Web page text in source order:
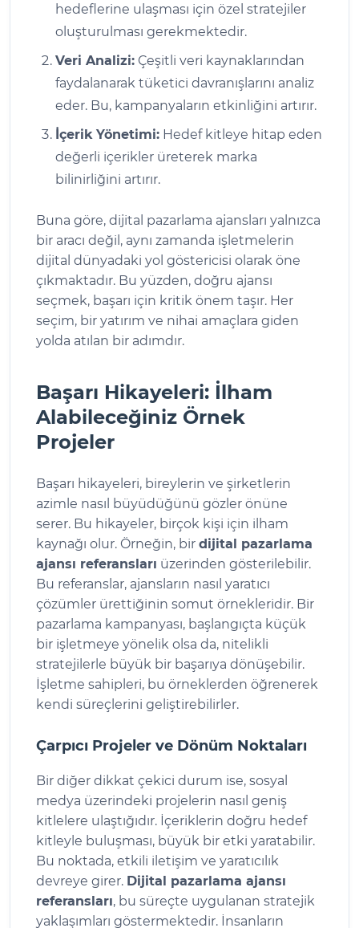
hedeflerine ulaşması için özel stratejiler
oluşturulması gerekmektedir.
Veri Analizi: Çeşitli veri kaynaklarından
faydalanarak tüketici davranışlarını analiz
eder. Bu, kampanyaların etkinliğini artırır.
İçerik Yönetimi: Hedef kitleye hitap eden
değerli içerikler üreterek marka
bilinirliğini artırır.
Buna göre, dijital pazarlama ajansları yalnızca
bir aracı değil, aynı zamanda işletmelerin
dijital dünyadaki yol göstericisi olarak öne
çıkmaktadır. Bu yüzden, doğru ajansı
seçmek, başarı için kritik önem taşır. Her
seçim, bir yatırım ve nihai amaçlara giden
yolda atılan bir adımdır.
Başarı Hikayeleri: İlham
Alabileceğiniz Örnek
Projeler
Başarı hikayeleri, bireylerin ve şirketlerin
azimle nasıl büyüdüğünü gözler önüne
serer. Bu hikayeler, birçok kişi için ilham
kaynağı olur. Örneğin, bir dijital pazarlama
ajansı referansları üzerinden gösterilebilir.
Bu referanslar, ajansların nasıl yaratıcı
çözümler ürettiğinin somut örnekleridir. Bir
pazarlama kampanyası, başlangıçta küçük
bir işletmeye yönelik olsa da, nitelikli
stratejilerle büyük bir başarıya dönüşebilir.
İşletme sahipleri, bu örneklerden öğrenerek
kendi süreçlerini geliştirebilirler.
Çarpıcı Projeler ve Dönüm Noktaları
Bir diğer dikkat çekici durum ise, sosyal
medya üzerindeki projelerin nasıl geniş
kitlelere ulaştığıdır. İçeriklerin doğru hedef
kitleyle buluşması, büyük bir etki yaratabilir.
Bu noktada, etkili iletişim ve yaratıcılık
devreye girer. Dijital pazarlama ajansı
referansları, bu süreçte uygulanan stratejik
yaklaşımları göstermektedir. İnsanların